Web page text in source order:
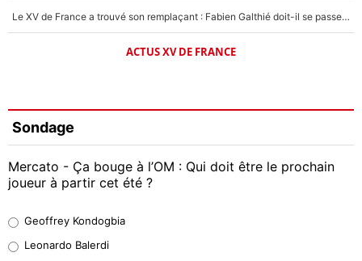
Le XV de France a trouvé son remplaçant : Fabien Galthié doit-il se passer d'Antoine Dupont ?
ACTUS XV DE FRANCE
Sondage
Mercato - Ça bouge à l’OM : Qui doit être le prochain
joueur à partir cet été ?
38%
Geoffrey Kondogbia
Leonardo Balerdi